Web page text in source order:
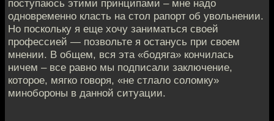
поступаюсь этими принципами – мне надо
одновременно класть на стол рапорт об увольнении.
Но поскольку я еще хочу заниматься своей
профессией — позвольте я останусь при своем
мнении. В общем, вся эта «бодяга» кончилась
ничем – все равно мы подписали заключение,
которое, мягко говоря, «не стлало соломку»
минобороны в данной ситуации.